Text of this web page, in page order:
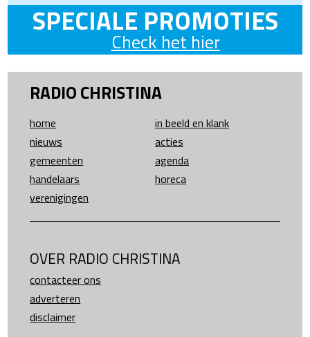
SPECIALE PROMOTIES
Check het hier
RADIO CHRISTINA
home
in beeld en klank
nieuws
acties
gemeenten
agenda
handelaars
horeca
verenigingen
OVER RADIO CHRISTINA
contacteer ons
adverteren
disclaimer